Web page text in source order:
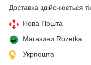
Доставка здійснюється
Нова Пошта
Магазини Rozetka
Укрпошта